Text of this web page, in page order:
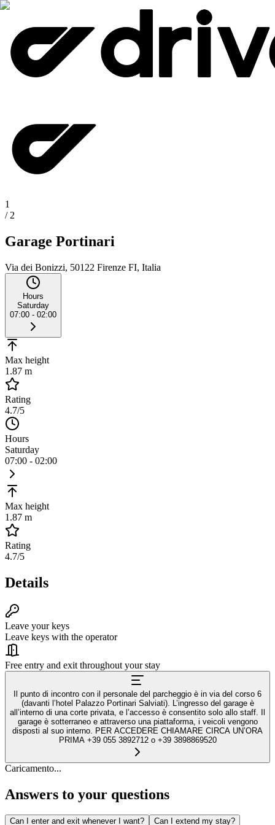
1
/ 2
Garage Portinari
Via dei Bonizzi, 50122 Firenze FI, Italia
Hours
Saturday
07:00 - 02:00
Max height
1.87 m
Rating
4.7/5
Hours
Saturday
07:00 - 02:00
Max height
1.87 m
Rating
4.7/5
Details
Leave your keys
Leave keys with the operator
Free entry and exit throughout your stay
Il punto di incontro con il personale del parcheggio è in via del corso 6
(davanti l’hotel Palazzo Portinari Salviati). L’ingresso del garage è
all’interno di una corte privata, e l’accesso è consentito solo allo staff. Il
garage è sotterraneo e attraverso una piattaforma, i veicoli vengono
disposti al suo interno. PER ACCEDERE CHIAMARE CIRCA UN’ORA
PRIMA +39 055 3892712 o +39 3898869520
Caricamento...
Answers to your questions
Can I enter and exit whenever I want? Can I extend my stay?